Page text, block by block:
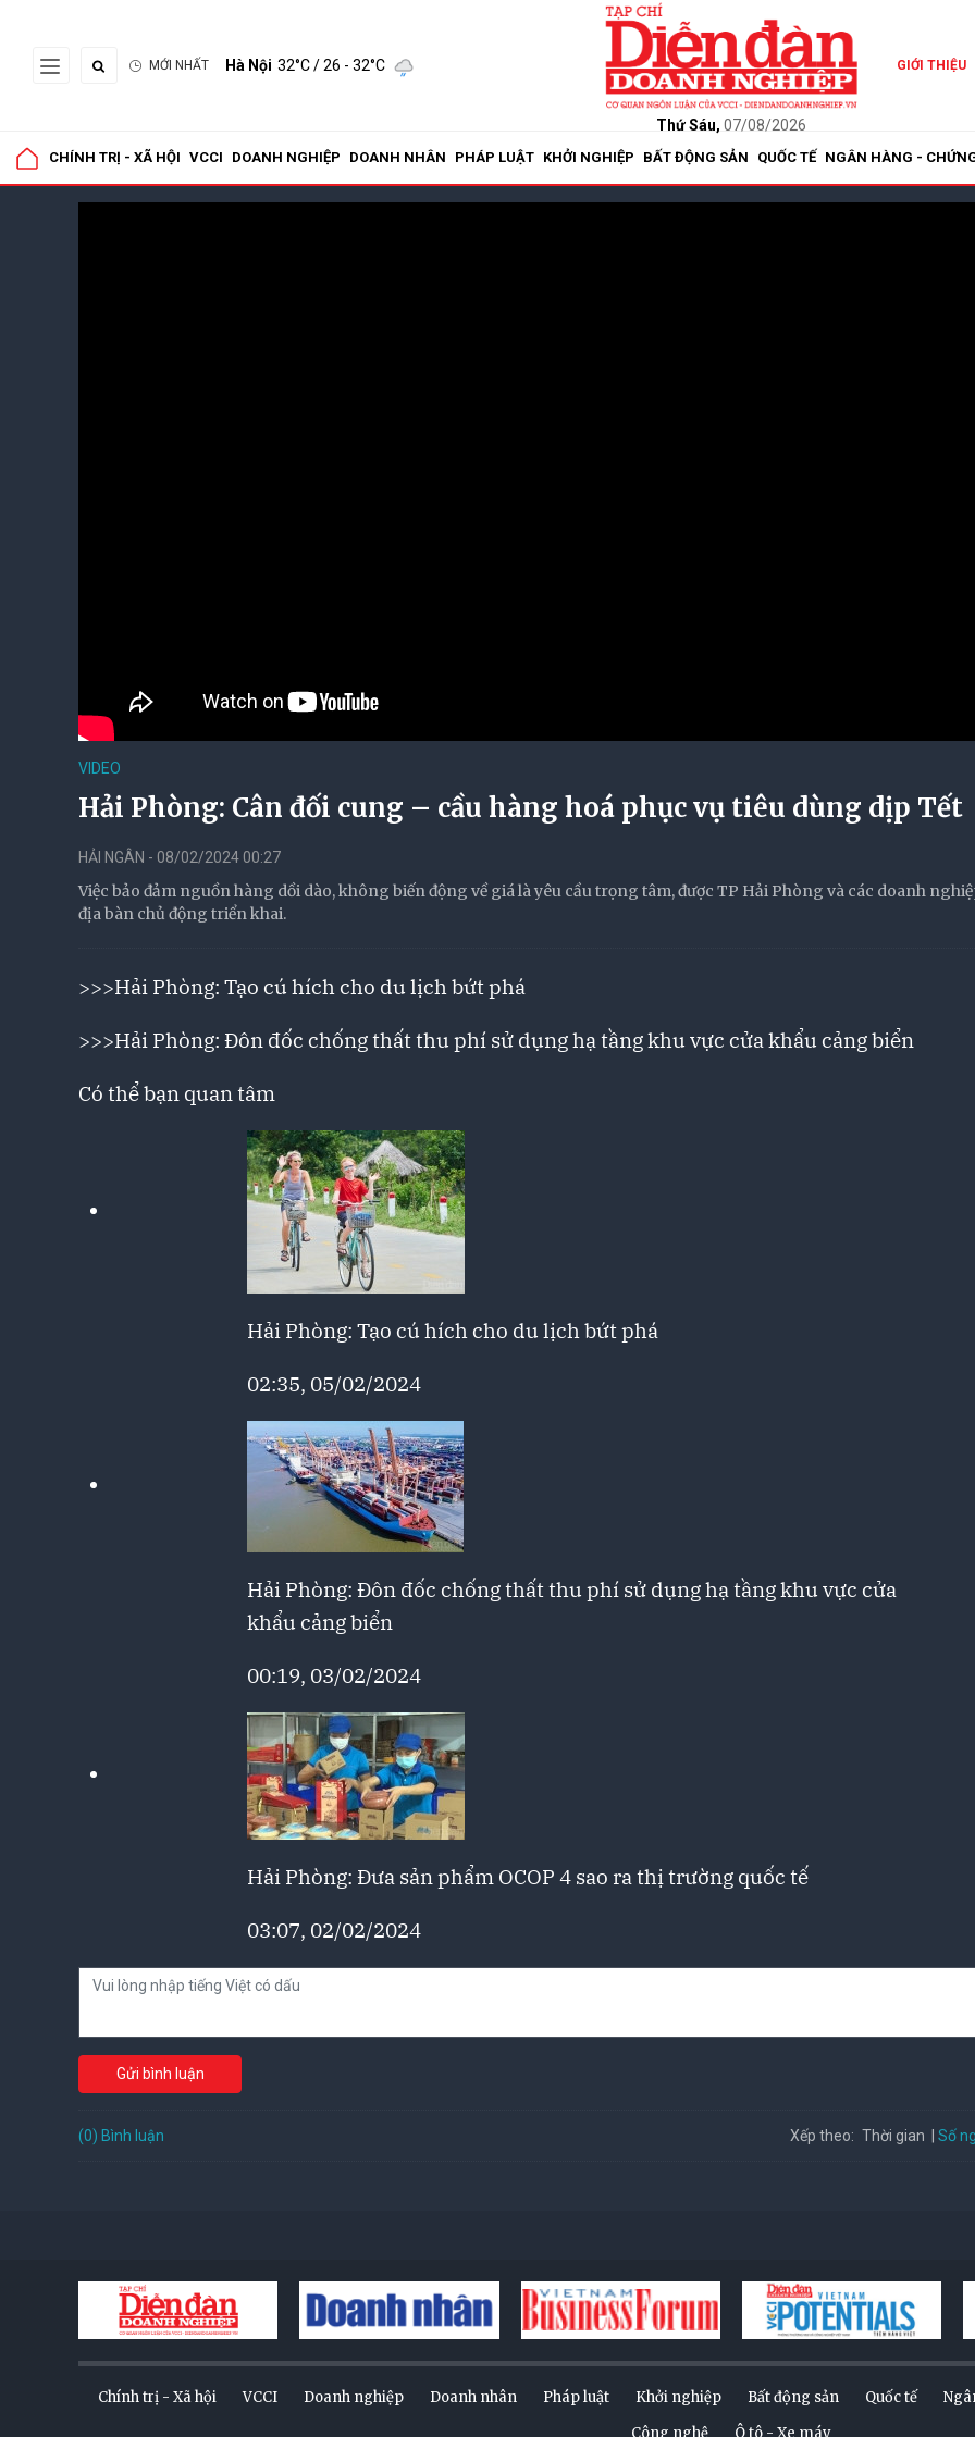
MỚI NHẤT Hà Nội 32°C/ 26 - 32°C
Thứ Sáu, 07/08/2026
GIỚI THIỆU
CHÍNH TRỊ - XÃ HỘI VCCI DOANH NGHIỆP DOANH NHÂN PHÁP LUẬT KHỞI NGHIỆP BẤT ĐỘNG SẢN QUỐC TẾ NGÂN HÀNG -
VIDEO
Hải Phòng: Cân đối cung – cầu hàng hoá phục vụ tiêu dùng dịp Tết
HẢI NGÂN - 08/02/2024 00:27
Việc bảo đảm nguồn hàng dồi dào, không biến động về giá là yêu cầu trọng tâm, được TP Hải Phòng và các doanh
địa bàn chủ động triển khai.
>>>Hải Phòng: Tạo cú hích cho du lịch bứt phá
>>>Hải Phòng: Đôn đốc chống thất thu phí sử dụng hạ tầng khu vực cửa khẩu cảng biển
Có thể bạn quan tâm
Hải Phòng: Tạo cú hích cho du lịch bứt phá
02:35, 05/02/2024
Hải Phòng: Đôn đốc chống thất thu phí sử dụng hạ tầng khu vực cửa
khẩu cảng biển
00:19, 03/02/2024
Hải Phòng: Đưa sản phẩm OCOP 4 sao ra thị trường quốc tế
03:07, 02/02/2024
Gửi bình luận
(0) Bình luận Xếp theo: Thời gian Số
Chính trị - Xã hội VCCI Doanh nghiệp Doanh nhân Pháp luật Khởi nghiệp Bất động sản Quốc tế
Công nghệ
Ô tô - Xe máy